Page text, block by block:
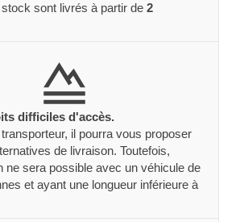
sont livrés à partir de 2
difficiles d'accès.
il pourra vous proposer
de livraison. Toutefois,
ne sera possible avec un véhicule de
et ayant une longueur inférieure à